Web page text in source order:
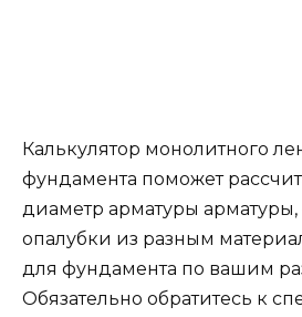
Калькулятор монолитного
фундамента поможет
диаметр арматуры арматуры,
опалубки из разным
для фундамента по вашим
Обязательно обратитесь к